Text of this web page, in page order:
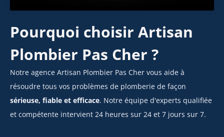
Pourquoi choisir Artisan
Plombier Pas Cher ?
Notre agence Artisan Plombier Pas Cher vous aide à
résoudre tous vos problèmes de plomberie de façon
sérieuse, fiable et efficace. Notre équipe d'experts qualifiée
et compétente intervient 24 heures sur 24 et 7 jours sur 7.